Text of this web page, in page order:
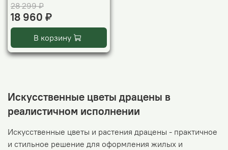
28 299 ₽
18 960 ₽
В корзину
Искусственные цветы драцены в
реалистичном исполнении
Искусственные цветы и растения драцены - практичное
и стильное решение для оформления жилых и